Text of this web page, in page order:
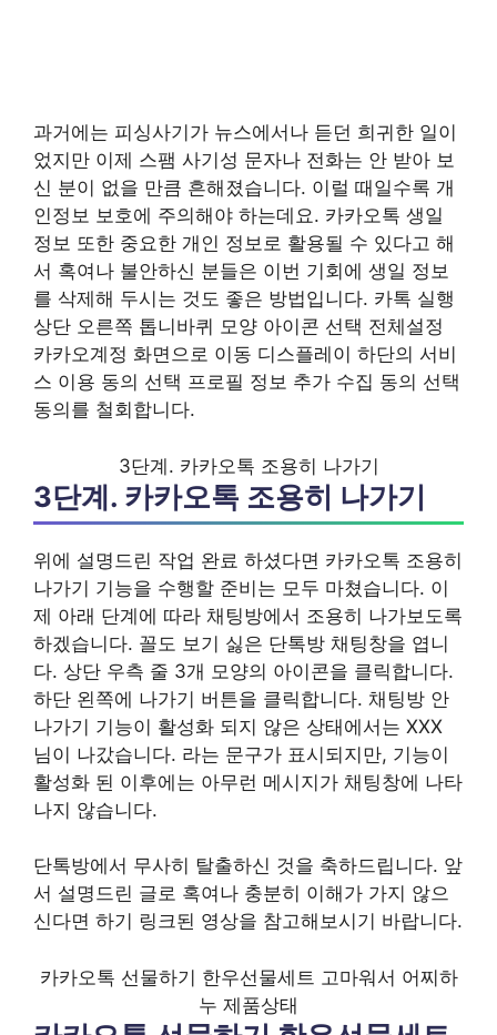
과거에는 피싱사기가 뉴스에서나 듣던 희귀한 일이
었지만 이제 스팸 사기성 문자나 전화는 안 받아 보
신 분이 없을 만큼 흔해졌습니다. 이럴 때일수록 개
인정보 보호에 주의해야 하는데요. 카카오톡 생일
정보 또한 중요한 개인 정보로 활용될 수 있다고 해
서 혹여나 불안하신 분들은 이번 기회에 생일 정보
를 삭제해 두시는 것도 좋은 방법입니다. 카톡 실행
상단 오른쪽 톱니바퀴 모양 아이콘 선택 전체설정
카카오계정 화면으로 이동 디스플레이 하단의 서비
스 이용 동의 선택 프로필 정보 추가 수집 동의 선택
동의를 철회합니다.
3단계. 카카오톡 조용히 나가기
3단계. 카카오톡 조용히 나가기
위에 설명드린 작업 완료 하셨다면 카카오톡 조용히
나가기 기능을 수행할 준비는 모두 마쳤습니다. 이
제 아래 단계에 따라 채팅방에서 조용히 나가보도록
하겠습니다. 꼴도 보기 싫은 단톡방 채팅창을 엽니
다. 상단 우측 줄 3개 모양의 아이콘을 클릭합니다.
하단 왼쪽에 나가기 버튼을 클릭합니다. 채팅방 안
나가기 기능이 활성화 되지 않은 상태에서는 XXX
님이 나갔습니다. 라는 문구가 표시되지만, 기능이
활성화 된 이후에는 아무런 메시지가 채팅창에 나타
나지 않습니다.
단톡방에서 무사히 탈출하신 것을 축하드립니다. 앞
서 설명드린 글로 혹여나 충분히 이해가 가지 않으
신다면 하기 링크된 영상을 참고해보시기 바랍니다.
카카오톡 선물하기 한우선물세트 고마워서 어찌하
누 제품상태